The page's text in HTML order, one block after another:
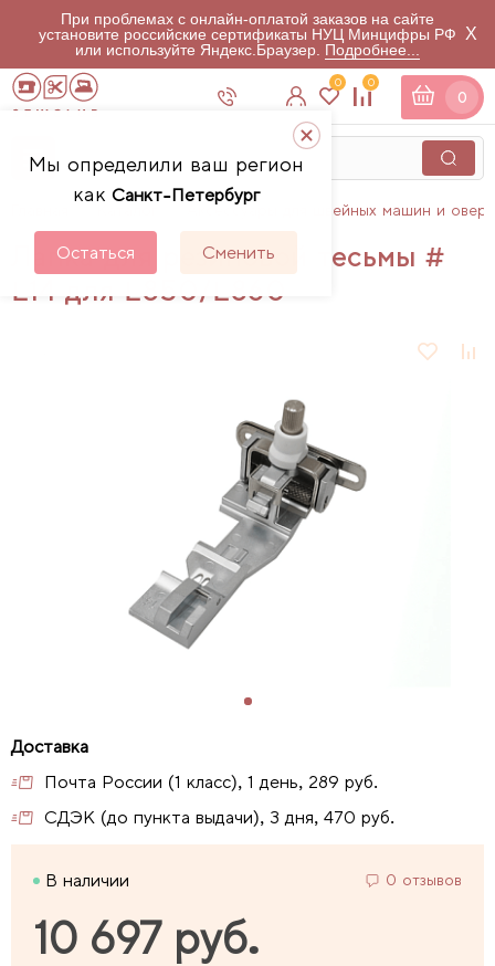
При проблемах с онлайн-оплатой заказов на сайте
установите российские сертификаты НУЦ Минцифры РФ
или используйте Яндекс.Браузер. Подробнее...
X
Мы определили ваш регион
как Санкт-Петербург
Остаться Сменить
0 0
0
Аксессуары для швейных машин и
Лапка для резиновой тесьмы #
L14 для L850/L860
Почта России (1 класс), 1 день, 289 руб.
СДЭК (до пункта выдачи), 3 дня, 470 руб.
В наличии 0 отзывов
10 697 руб.